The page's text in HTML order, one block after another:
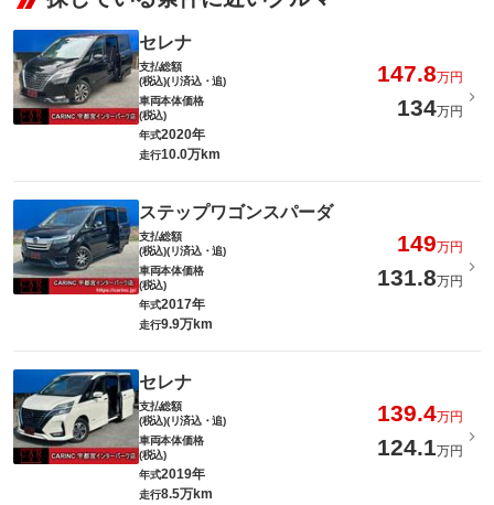
セレナ
支払総額
(税込)(リ済込・追)
147.8万円
車両本体価格
(税込)
134万円
年式2020年
走行10.0万km
ステップワゴンスパーダ
支払総額
(税込)(リ済込・追)
149万円
車両本体価格
(税込)
131.8万円
年式2017年
走行9.9万km
セレナ
支払総額
(税込)(リ済込・追)
139.4万円
車両本体価格
(税込)
124.1万円
年式2019年
走行8.5万km